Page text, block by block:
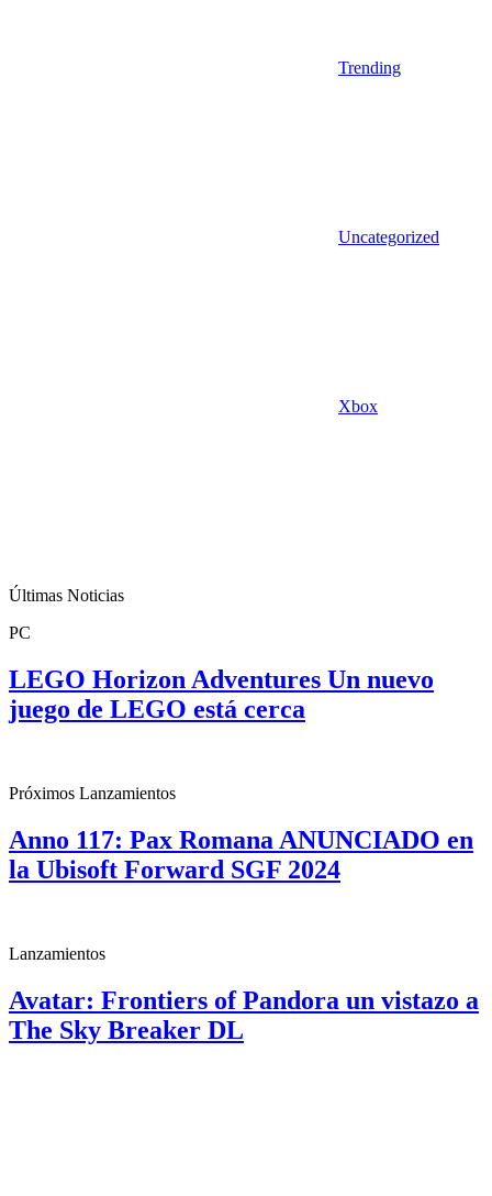
Trending
Uncategorized
Xbox
Últimas Noticias
PC
LEGO Horizon Adventures Un nuevo
juego de LEGO está cerca
Próximos Lanzamientos
Anno 117: Pax Romana ANUNCIADO en
la Ubisoft Forward SGF 2024
Lanzamientos
Avatar: Frontiers of Pandora un vistazo a
The Sky Breaker DL